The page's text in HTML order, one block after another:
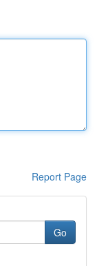
Report Page
Go